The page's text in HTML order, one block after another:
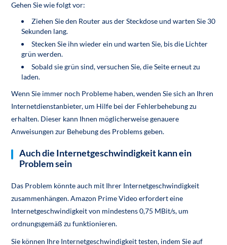
Gehen Sie wie folgt vor:
Ziehen Sie den Router aus der Steckdose und warten Sie 30
Sekunden lang.
Stecken Sie ihn wieder ein und warten Sie, bis die Lichter
grün werden.
Sobald sie grün sind, versuchen Sie, die Seite erneut zu
laden.
Wenn Sie immer noch Probleme haben, wenden Sie sich an Ihren
Internetdienstanbieter, um Hilfe bei der Fehlerbehebung zu
erhalten. Dieser kann Ihnen möglicherweise genauere
Anweisungen zur Behebung des Problems geben.
Auch die Internetgeschwindigkeit kann ein
Problem sein
Das Problem könnte auch mit Ihrer Internetgeschwindigkeit
zusammenhängen. Amazon Prime Video erfordert eine
Internetgeschwindigkeit von mindestens 0,75 MBit/s, um
ordnungsgemäß zu funktionieren.
Sie können Ihre Internetgeschwindigkeit testen, indem Sie auf